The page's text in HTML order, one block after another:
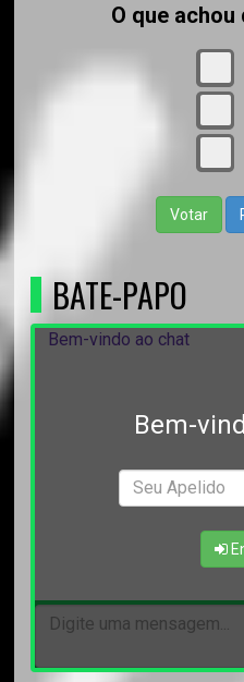
O que
Votar
BATE-PAPO
Bem-
Bem-vindo ao chat